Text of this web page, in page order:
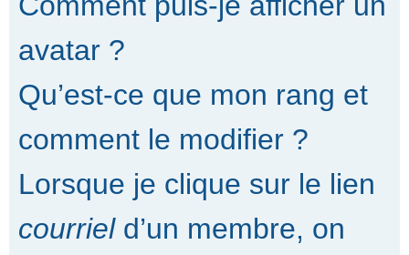
avatar ?
Qu’est-ce que mon rang et
comment le modifier ?
Lorsque je clique sur le lien
courrield’un membre, on